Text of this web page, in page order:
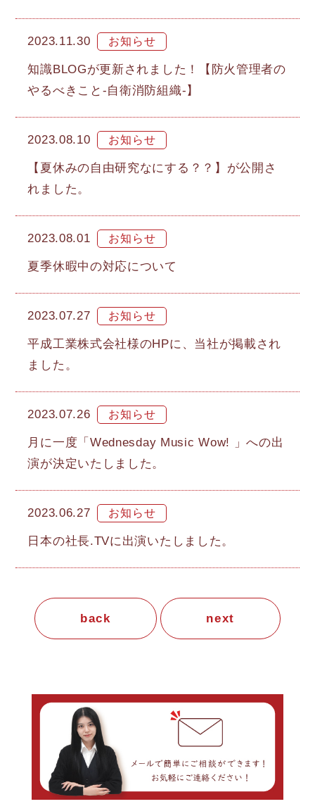
2023.11.30
知識BLOGが更新されました！【防火管理者の
やるべきこと-自衛消防組織-】
2023.08.10
【夏休みの自由研究なにする？？】が公開さ
れました。
2023.08.01
夏季休暇中の対応について
2023.07.27
平成工業株式会社様のHPに、当社が掲載され
ました。
2023.07.26
月に一度「Wednesday Music Wow! 」への出
演が決定いたしました。
2023.06.27
日本の社長.TVに出演いたしました。
back next